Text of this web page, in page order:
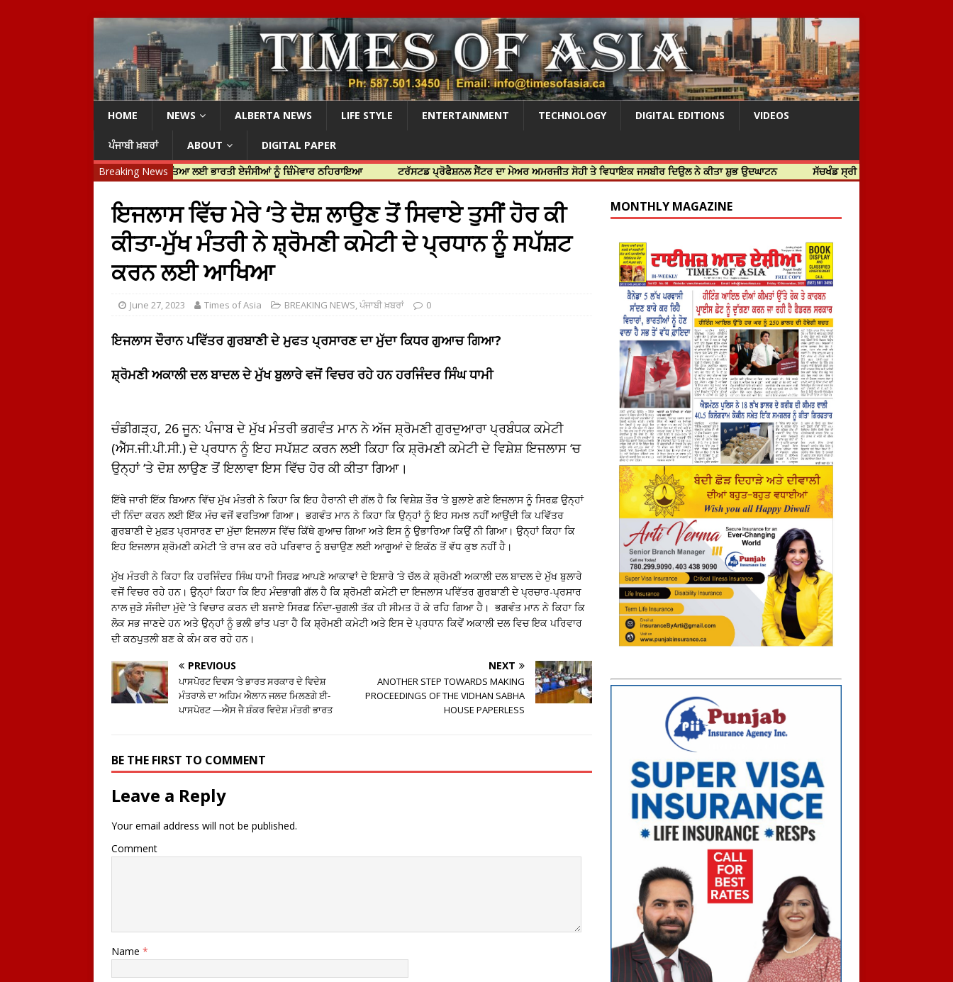
HOME NEWS ALBERTA NEWS LIFE STYLE ENTERTAINMENT TECHNOLOGY DIGITAL EDITIONS VIDEOS
ਪੰਜਾਬੀ ਖ਼ਬਰਾਂ ABOUT
DIGITAL PAPER
Breaking News
ਟਰੂਡੋ ਨੇ ਹਰਦੀਪ ਨਿੱਝਰ ਦੀ ਹੱਤਿਆ ਲਈ ਭਾਰਤੀ ਏਜੰਸੀਆਂ ਨੂੰ ਜ਼ਿੰਮੇਵਾਰ ਠਹਿਰਾਇਆ ਟਰੱਸਟਡ ਪ੍ਰੋਫੈਸ਼ਨਲ ਸੈਂਟਰ ਦਾ ਮੇਅਰ ਅਮਰਜੀਤ ਸੋਹੀ ਤੇ ਵਿਧਾਇਕ ਜਸਬੀਰ ਦਿਉਲ ਨੇ ਕੀਤਾ ਸ਼ੁਭ ਉਦਘਾਟਨ ਸੱਚਖੰਡ ਸ੍ਰੀ ਹਰਿਮੰਦਰ ਸਾਹਿਬ ਵਿਖੇ ਸਜੇ ਜਲੌਅ
ਇਜਲਾਸ ਵਿੱਚ ਮੇਰੇ ‘ਤੇ ਦੋਸ਼ ਲਾਉਣ ਤੋਂ ਸਿਵਾਏ ਤੁਸੀਂ ਹੋਰ ਕੀ
ਕੀਤਾ-ਮੁੱਖ ਮੰਤਰੀ ਨੇ ਸ਼੍ਰੋਮਣੀ ਕਮੇਟੀ ਦੇ ਪ੍ਰਧਾਨ ਨੂੰ ਸਪੱਸ਼ਟ
ਕਰਨ ਲਈ ਆਖਿਆ
June 27, 2023 Times of Asia BREAKING NEWS,ਪੰਜਾਬੀ ਖ਼ਬਰਾਂ 0
ਇਜਲਾਸ ਦੌਰਾਨ ਪਵਿੱਤਰ ਗੁਰਬਾਣੀ ਦੇ ਮੁਫਤ ਪ੍ਰਸਾਰਣ ਦਾ ਮੁੱਦਾ ਕਿਧਰ ਗੁਆਚ ਗਿਆ?
ਸ਼੍ਰੋਮਣੀ ਅਕਾਲੀ ਦਲ ਬਾਦਲ ਦੇ ਮੁੱਖ ਬੁਲਾਰੇ ਵਜੋਂ ਵਿਚਰ ਰਹੇ ਹਨ ਹਰਜਿੰਦਰ ਸਿੰਘ ਧਾਮੀ
ਚੰਡੀਗੜ੍ਹ, 26 ਜੂਨ: ਪੰਜਾਬ ਦੇ ਮੁੱਖ ਮੰਤਰੀ ਭਗਵੰਤ ਮਾਨ ਨੇ ਅੱਜ ਸ਼੍ਰੋਮਣੀ ਗੁਰਦੁਆਰਾ ਪ੍ਰਬੰਧਕ ਕਮੇਟੀ
(ਐੱਸ.ਜੀ.ਪੀ.ਸੀ.) ਦੇ ਪ੍ਰਧਾਨ ਨੂੰ ਇਹ ਸਪੱਸ਼ਟ ਕਰਨ ਲਈ ਕਿਹਾ ਕਿ ਸ਼੍ਰੋਮਣੀ ਕਮੇਟੀ ਦੇ ਵਿਸ਼ੇਸ਼ ਇਜਲਾਸ ‘ਚ
ਉਨ੍ਹਾਂ ‘ਤੇ ਦੋਸ਼ ਲਾਉਣ ਤੋਂ ਇਲਾਵਾ ਇਸ ਵਿੱਚ ਹੋਰ ਕੀ ਕੀਤਾ ਗਿਆ।
ਇੱਥੇ ਜਾਰੀ ਇੱਕ ਬਿਆਨ ਵਿੱਚ ਮੁੱਖ ਮੰਤਰੀ ਨੇ ਕਿਹਾ ਕਿ ਇਹ ਹੈਰਾਨੀ ਦੀ ਗੱਲ ਹੈ ਕਿ ਵਿਸ਼ੇਸ਼ ਤੌਰ ‘ਤੇ ਬੁਲਾਏ ਗਏ ਇਜਲਾਸ ਨੂੰ ਸਿਰਫ਼ ਉਨ੍ਹਾਂ
ਦੀ ਨਿੰਦਾ ਕਰਨ ਲਈ ਇੱਕ ਮੰਚ ਵਜੋਂ ਵਰਤਿਆ ਗਿਆ। ਭਗਵੰਤ ਮਾਨ ਨੇ ਕਿਹਾ ਕਿ ਉਨ੍ਹਾਂ ਨੂੰ ਇਹ ਸਮਝ ਨਹੀਂ ਆਉਂਦੀ ਕਿ ਪਵਿੱਤਰ
ਗੁਰਬਾਣੀ ਦੇ ਮੁਫ਼ਤ ਪ੍ਰਸਾਰਣ ਦਾ ਮੁੱਦਾ ਇਜਲਾਸ ਵਿੱਚ ਕਿੱਥੇ ਗੁਆਚ ਗਿਆ ਅਤੇ ਇਸ ਨੂੰ ਉਭਾਰਿਆ ਕਿਉਂ ਨੀ ਗਿਆ। ਉਨ੍ਹਾਂ ਕਿਹਾ ਕਿ
ਇਹ ਇਜਲਾਸ ਸ਼੍ਰੋਮਣੀ ਕਮੇਟੀ ‘ਤੇ ਰਾਜ ਕਰ ਰਹੇ ਪਰਿਵਾਰ ਨੂੰ ਬਚਾਉਣ ਲਈ ਆਗੂਆਂ ਦੇ ਇਕੱਠ ਤੋਂ ਵੱਧ ਕੁਝ ਨਹੀਂ ਹੈ।
ਮੁੱਖ ਮੰਤਰੀ ਨੇ ਕਿਹਾ ਕਿ ਹਰਜਿੰਦਰ ਸਿੰਘ ਧਾਮੀ ਸਿਰਫ਼ ਆਪਣੇ ਆਕਾਵਾਂ ਦੇ ਇਸ਼ਾਰੇ ‘ਤੇ ਚੱਲ ਕੇ ਸ਼੍ਰੋਮਣੀ ਅਕਾਲੀ ਦਲ ਬਾਦਲ ਦੇ ਮੁੱਖ ਬੁਲਾਰੇ
ਵਜੋਂ ਵਿਚਰ ਰਹੇ ਹਨ। ਉਨ੍ਹਾਂ ਕਿਹਾ ਕਿ ਇਹ ਮੰਦਭਾਗੀ ਗੱਲ ਹੈ ਕਿ ਸ਼੍ਰੋਮਣੀ ਕਮੇਟੀ ਦਾ ਇਜਲਾਸ ਪਵਿੱਤਰ ਗੁਰਬਾਣੀ ਦੇ ਪ੍ਰਚਾਰ-ਪ੍ਰਸਾਰ
ਨਾਲ ਜੁੜੇ ਸੰਜੀਦਾ ਮੁੱਦੇ ’ਤੇ ਵਿਚਾਰ ਕਰਨ ਦੀ ਬਜਾਏ ਸਿਰਫ਼ ਨਿੰਦਾ-ਚੁਗਲੀ ਤੱਕ ਹੀ ਸੀਮਤ ਹੋ ਕੇ ਰਹਿ ਗਿਆ ਹੈ। ਭਗਵੰਤ ਮਾਨ ਨੇ ਕਿਹਾ ਕਿ
ਲੋਕ ਸਭ ਜਾਣਦੇ ਹਨ ਅਤੇ ਉਨ੍ਹਾਂ ਨੂੰ ਭਲੀ ਭਾਂਤ ਪਤਾ ਹੈ ਕਿ ਸ਼੍ਰੋਮਣੀ ਕਮੇਟੀ ਅਤੇ ਇਸ ਦੇ ਪ੍ਰਧਾਨ ਕਿਵੇਂ ਅਕਾਲੀ ਦਲ ਵਿਚ ਇਕ ਪਰਿਵਾਰ
ਦੀ ਕਠਪੁਤਲੀ ਬਣ ਕੇ ਕੰਮ ਕਰ ਰਹੇ ਹਨ।
PREVIOUS
ਪਾਸਪੋਰਟ ਦਿਵਸ ‘ਤੇ ਭਾਰਤ ਸਰਕਾਰ ਦੇ ਵਿਦੇਸ਼
ਮੰਤਰਾਲੇ ਦਾ ਅਹਿਮ ਐਲਾਨ ਜਲਦ ਮਿਲਣਗੇ ਈ-
ਪਾਸਪੋਰਟ —ਐਸ ਜੈ ਸ਼ੰਕਰ ਵਿਦੇਸ਼ ਮੰਤਰੀ ਭਾਰਤ
NEXT
ANOTHER STEP TOWARDS MAKING
PROCEEDINGS OF THE VIDHAN SABHA
HOUSE PAPERLESS
BE THE FIRST TO COMMENT
Leave a Reply
Your email address will not be published.
Comment
Name *
MONTHLY MAGAZINE